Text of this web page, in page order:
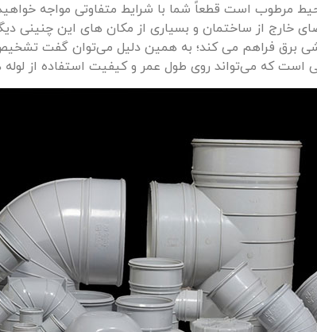
مرطوب است قطعاً شما با شرایط متفاوتی مواجه
خارج از ساختمان و بسیاری از مکان های این چنینی
برق فراهم می کند؛ به همین دلیل می‌توان گفت
است که می‌تواند روی طول عمر و کیفیت استفاده از لوله